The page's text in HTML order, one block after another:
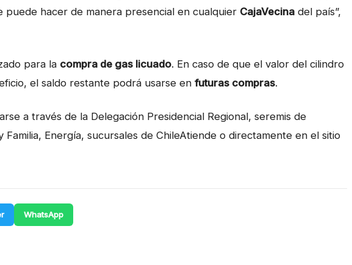
puede hacer de manera presencial en cualquier CajaVecina del país”,
para la compra de gas licuado. En caso de que el valor del cilindro
el saldo restante podrá usarse en futuras compras.
a través de la Delegación Presidencial Regional, seremis de
Familia, Energía, sucursales de ChileAtiende o directamente en el sitio
WhatsApp